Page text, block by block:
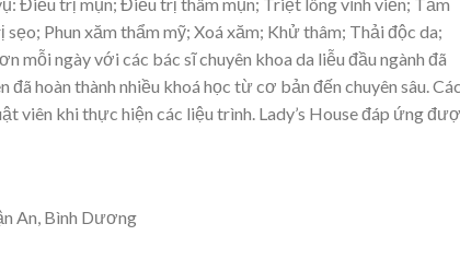
Phun xăm thẩm mỹ; Xoá xăm; Khử thâm; Thải độc da;
mỗi ngày với các bác sĩ chuyên khoa da liễu đầu ngành đã
hoàn thành nhiều khoá học từ cơ bản đến chuyên sâu.
viên khi thực hiện các liệu trình. Lady’s House đáp ứng
An, Bình Dương